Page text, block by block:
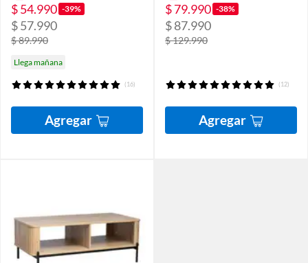
$ 54.990 -39%
$ 57.990
$ 89.990
Llega mañana
(16)
Agregar
$ 79.990 -38%
$ 87.990
$ 129.990
(12)
Agregar